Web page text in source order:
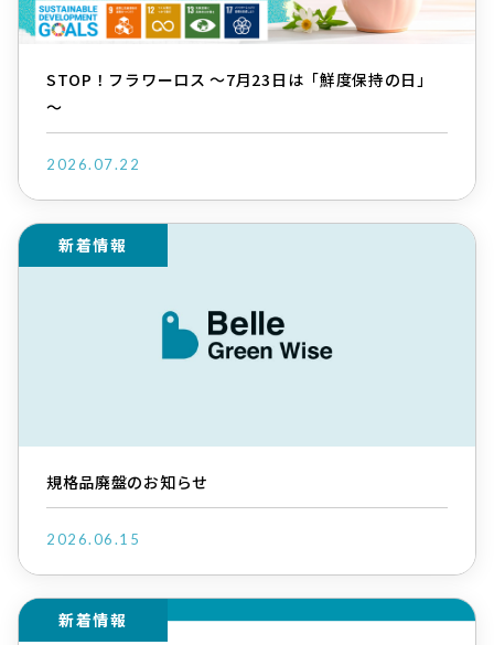
STOP！フラワーロス ～7月23日は「鮮度保持の日」
～
2026.07.22
新着情報
規格品廃盤のお知らせ
2026.06.15
新着情報